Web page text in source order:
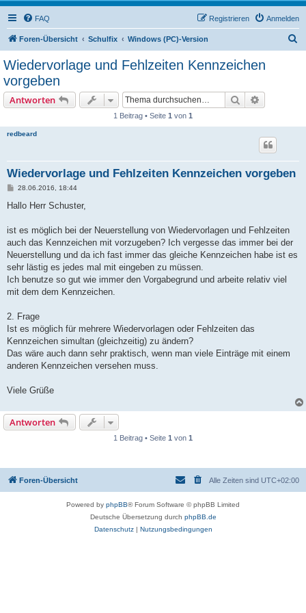
FAQ Anmelden
Registrieren
Foren-Übersicht Schulfix Windows (PC)-Version
Wiedervorlage und Fehlzeiten Kennzeichen
vorgeben
Antworten Suche
1 Beitrag • Seite 1 von 1
redbeard
Wiedervorlage und Fehlzeiten Kennzeichen vorgeben
B
i
a
28.06.2016, 18:44
Hallo Herr Schuster,
ist es möglich bei der Neuerstellung von Wiedervorlagen und Fehlzeiten
auch das Kennzeichen mit vorzugeben? Ich vergesse das immer bei der
Neuerstellung und da ich fast immer das gleiche Kennzeichen habe ist es
sehr lästig es jedes mal mit eingeben zu müssen.
Ich benutze so gut wie immer den Vorgabegrund und arbeite relativ viel
mit dem dem Kennzeichen.
2. Frage
Ist es möglich für mehrere Wiedervorlagen oder Fehlzeiten das
Kennzeichen simultan (gleichzeitig) zu ändern?
Das wäre auch dann sehr praktisch, wenn man viele Einträge mit einem
anderen Kennzeichen versehen muss.
Viele Grüße
Antworten
1 Beitrag • Seite 1 von 1
Foren-Übersicht Alle Zeiten sind UTC+02:00
Powered by phpBB® Forum Software © phpBB Limited
Deutsche Übersetzung durch phpBB.de
Datenschutz| Nutzungsbedingungen